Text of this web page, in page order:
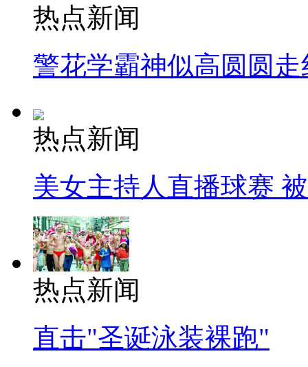
热点新闻
警花学霸神似高圆圆走
热点新闻
美女主持人直播球赛
热点新闻
直击"圣诞泳装裸跑"